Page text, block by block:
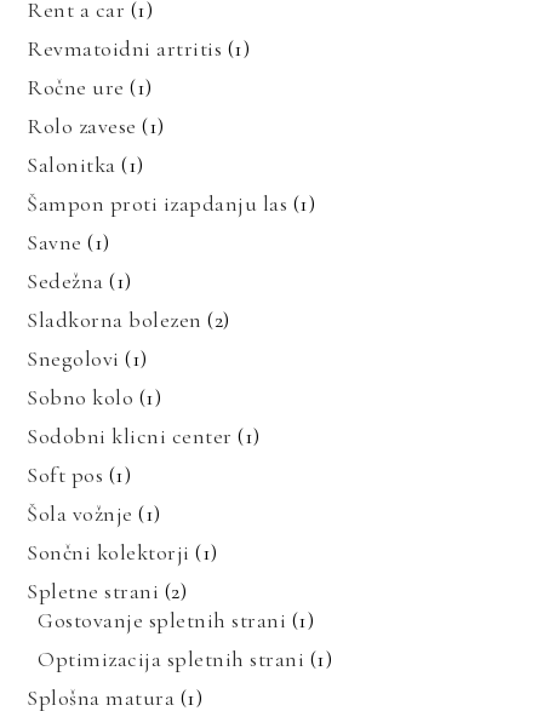
Rent a car (1)
Revmatoidni artritis (1)
Ročne ure (1)
Rolo zavese (1)
Salonitka (1)
Šampon proti izapdanju las (1)
Savne (1)
Sedežna (1)
Sladkorna bolezen (2)
Snegolovi (1)
Sobno kolo (1)
Sodobni klicni center (1)
Soft pos (1)
Šola vožnje (1)
Sončni kolektorji (1)
Spletne strani (2)
Gostovanje spletnih strani (1)
Optimizacija spletnih strani (1)
Splošna matura (1)